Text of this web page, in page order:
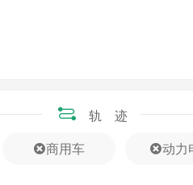
杆，更为整车提供了澎湃
进一步加大研发投入，加
轨迹
商用车 动力